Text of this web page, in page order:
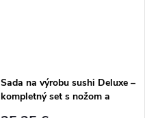
Sada na výrobu sushi Deluxe –
kompletný set s nožom a